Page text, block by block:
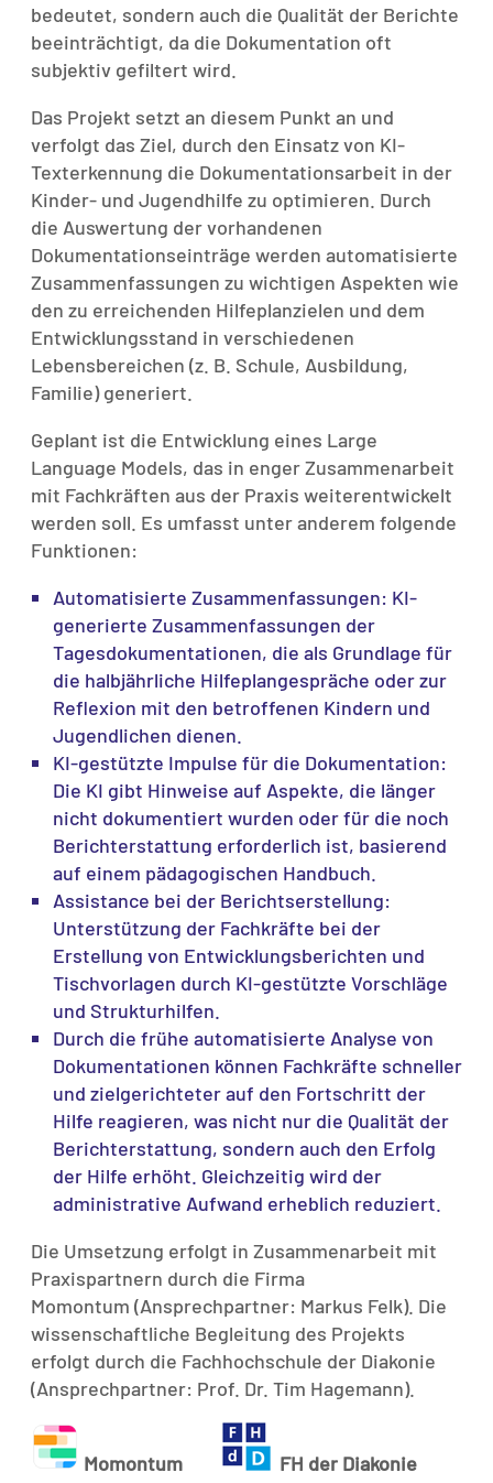
bedeutet, sondern auch die Qualität der Berichte
beeinträchtigt, da die Dokumentation oft
subjektiv gefiltert wird.
Das Projekt setzt an diesem Punkt an und
verfolgt das Ziel, durch den Einsatz von KI-
Texterkennung die Dokumentationsarbeit in der
Kinder- und Jugendhilfe zu optimieren. Durch
die Auswertung der vorhandenen
Dokumentationseinträge werden automatisierte
Zusammenfassungen zu wichtigen Aspekten wie
den zu erreichenden Hilfeplanzielen und dem
Entwicklungsstand in verschiedenen
Lebensbereichen (z. B. Schule, Ausbildung,
Familie) generiert.
Geplant ist die Entwicklung eines Large
Language Models, das in enger Zusammenarbeit
mit Fachkräften aus der Praxis weiterentwickelt
werden soll. Es umfasst unter anderem folgende
Funktionen:
Automatisierte Zusammenfassungen: KI-
generierte Zusammenfassungen der
Tagesdokumentationen, die als Grundlage für
die halbjährliche Hilfeplangespräche oder zur
Reflexion mit den betroffenen Kindern und
Jugendlichen dienen.
KI-gestützte Impulse für die Dokumentation:
Die KI gibt Hinweise auf Aspekte, die länger
nicht dokumentiert wurden oder für die noch
Berichterstattung erforderlich ist, basierend
auf einem pädagogischen Handbuch.
Assistance bei der Berichtserstellung:
Unterstützung der Fachkräfte bei der
Erstellung von Entwicklungsberichten und
Tischvorlagen durch KI-gestützte Vorschläge
und Strukturhilfen.
Durch die frühe automatisierte Analyse von
Dokumentationen können Fachkräfte schneller
und zielgerichteter auf den Fortschritt der
Hilfe reagieren, was nicht nur die Qualität der
Berichterstattung, sondern auch den Erfolg
der Hilfe erhöht. Gleichzeitig wird der
administrative Aufwand erheblich reduziert.
Die Umsetzung erfolgt in Zusammenarbeit mit
Praxispartnern durch die Firma
Momontum (Ansprechpartner: Markus Felk). Die
wissenschaftliche Begleitung des Projekts
erfolgt durch die Fachhochschule der Diakonie
(Ansprechpartner: Prof. Dr. Tim Hagemann).
Momontum FH der Diakonie